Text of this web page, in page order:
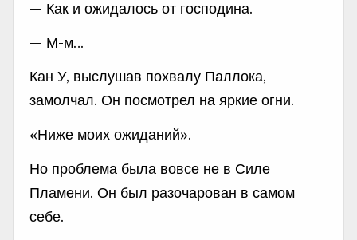
— Как и ожидалось от господина.
— М-м…
Кан У, выслушав похвалу Паллока,
замолчал. Он посмотрел на яркие огни.
«Ниже моих ожиданий».
Но проблема была вовсе не в Силе
Пламени. Он был разочарован в самом
себе.